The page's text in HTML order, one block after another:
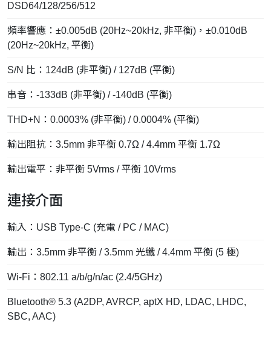
DSD64/128/256/512
頻率響應：±0.005dB (20Hz~20kHz, 非平衡)，±0.010dB
(20Hz~20kHz, 平衡)
S/N 比：124dB (非平衡) / 127dB (平衡)
串音：-133dB (非平衡) / -140dB (平衡)
THD+N：0.0003% (非平衡) / 0.0004% (平衡)
輸出阻抗：3.5mm 非平衡 0.7Ω / 4.4mm 平衡 1.7Ω
輸出電平：非平衡 5Vrms / 平衡 10Vrms
連接介面
輸入：USB Type-C (充電 / PC / MAC)
輸出：3.5mm 非平衡 / 3.5mm 光纖 / 4.4mm 平衡 (5 極)
Wi-Fi：802.11 a/b/g/n/ac (2.4/5GHz)
Bluetooth® 5.3 (A2DP, AVRCP, aptX HD, LDAC, LHDC,
SBC, AAC)